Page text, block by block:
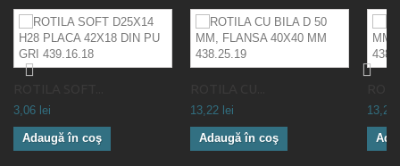
3,06 lei
Adaugă în coş
13,22 lei
Adaugă în coş
13,22